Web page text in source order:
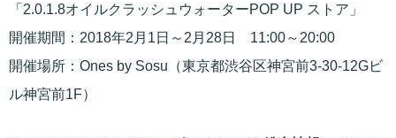
「2.0.1.8オイルクラッシュウォーターPOP UP ストア」
開催期間：2018年2月1日～2月28日 11:00～20:00
開催場所：Ones by Sosu（東京都渋谷区神宮前3-30-12Gビ
ル神宮前1F）